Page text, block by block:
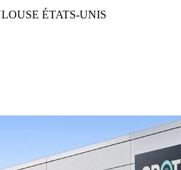
ÉTATS-UNIS